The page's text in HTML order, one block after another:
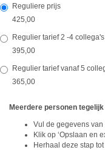
Reguliere prijs
425,00
Regulier tarief 2 -4 collega's
395,00
Regulier tarief vanaf 5
365,00
Meerdere personen
Vul de gegevens
Klik op ‘Opslaan en
Herhaal deze stap